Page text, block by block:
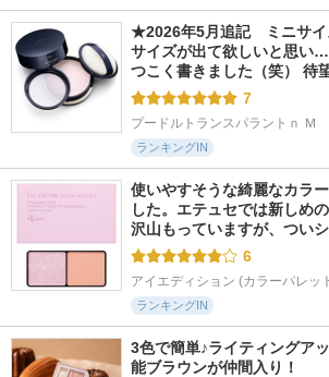
★2026年5月追記　ミニサ
サイズが出て欲しいと思い
つこく書きました（笑） 待
7
プードルトランスパラントｎ Ｍ
ランキングIN
使いやすそうな綺麗なカラ
した。エテュセでは新しめ
沢山もっていますが、つい
6
アイエディション (カラーパレッ
ランキングIN
3色で簡単♪ライティングア
能ブラウンが仲間入り！